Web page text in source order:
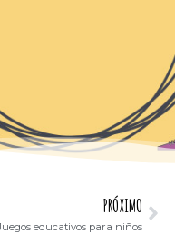
PRÓXIMO
educativos para niños